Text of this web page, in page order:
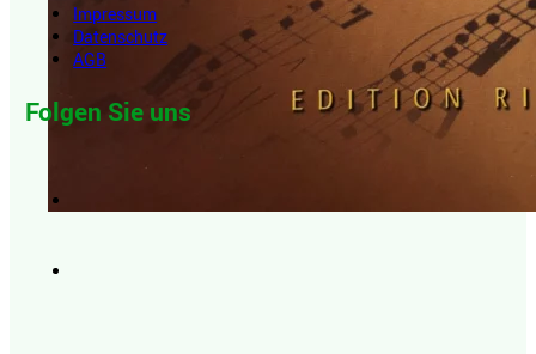
Impressum
Datenschutz
AGB
Folgen Sie uns